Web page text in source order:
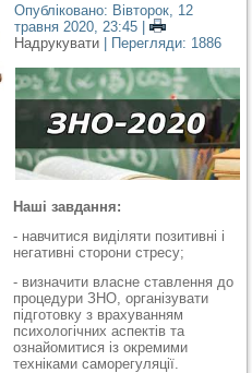
Опубліковано: Вівторок, 12
травня 2020, 23:45|
Надрукувати
| Перегляди: 1886
Наші завдання:
- навчитися виділяти позитивні і
негативні сторони стресу;
- визначити власне ставлення до
процедури ЗНО, організувати
підготовку з врахуванням
психологічних аспектів та
ознайомитися із окремими
техніками саморегуляції.